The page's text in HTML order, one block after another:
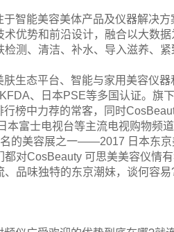
智能美容美体产品及仪器解决
优势和前沿设计，融合以大数据
测、清洁、补水、导入滋养、
生态平台、智能与家用美容仪
、日本PSE等多国认证。旗
行榜中力荐的常客，同时
富士电视台等主流电视购物频
的美容展之一——2017 日本东
对CosBeauty 可思美美容仪情
品味独特的东京潮妹，谈何容易